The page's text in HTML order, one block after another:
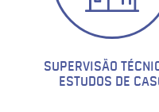
SUPERVISÃO
ESTUDOS DE